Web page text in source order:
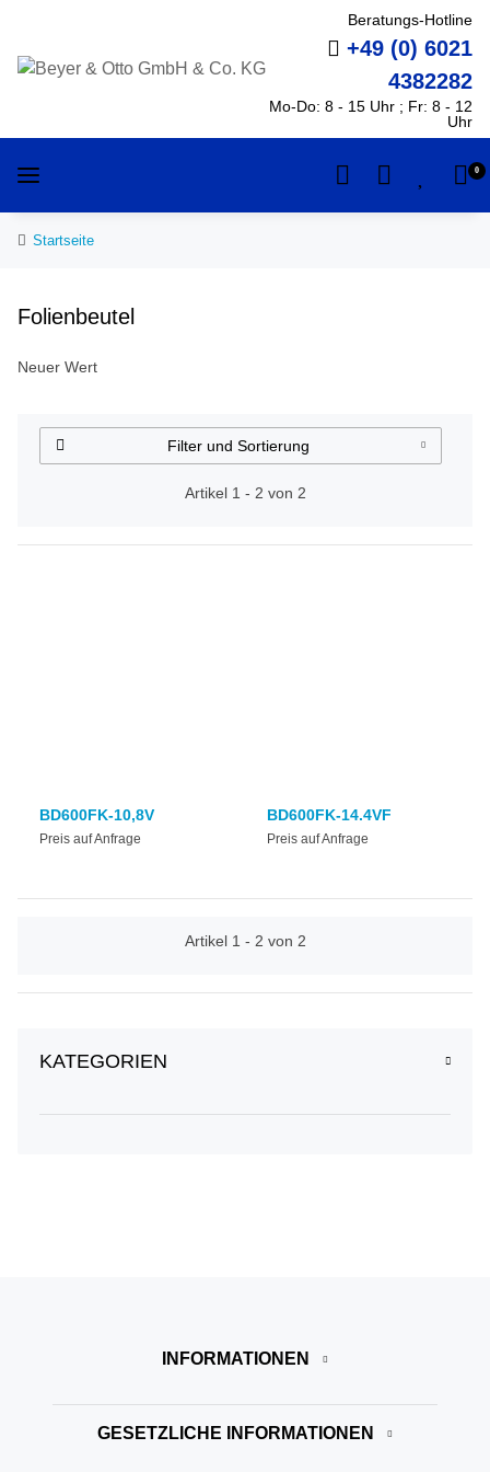
Beratungs-Hotline
+49 (0) 6021
4382282
Mo-Do: 8 - 15 Uhr ; Fr: 8 - 12
Uhr
0
Startseite
Folienbeutel
Neuer Wert
Filter und Sortierung
Artikel 1 - 2 von 2
BD600FK-10,8V
Preis auf Anfrage
BD600FK-14.4VF
Preis auf Anfrage
Artikel 1 - 2 von 2
KATEGORIEN
INFORMATIONEN
GESETZLICHE INFORMATIONEN